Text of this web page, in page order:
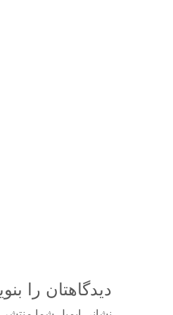
دیدگاهتان را